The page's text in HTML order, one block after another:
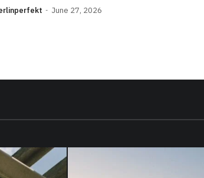
June 27, 2026